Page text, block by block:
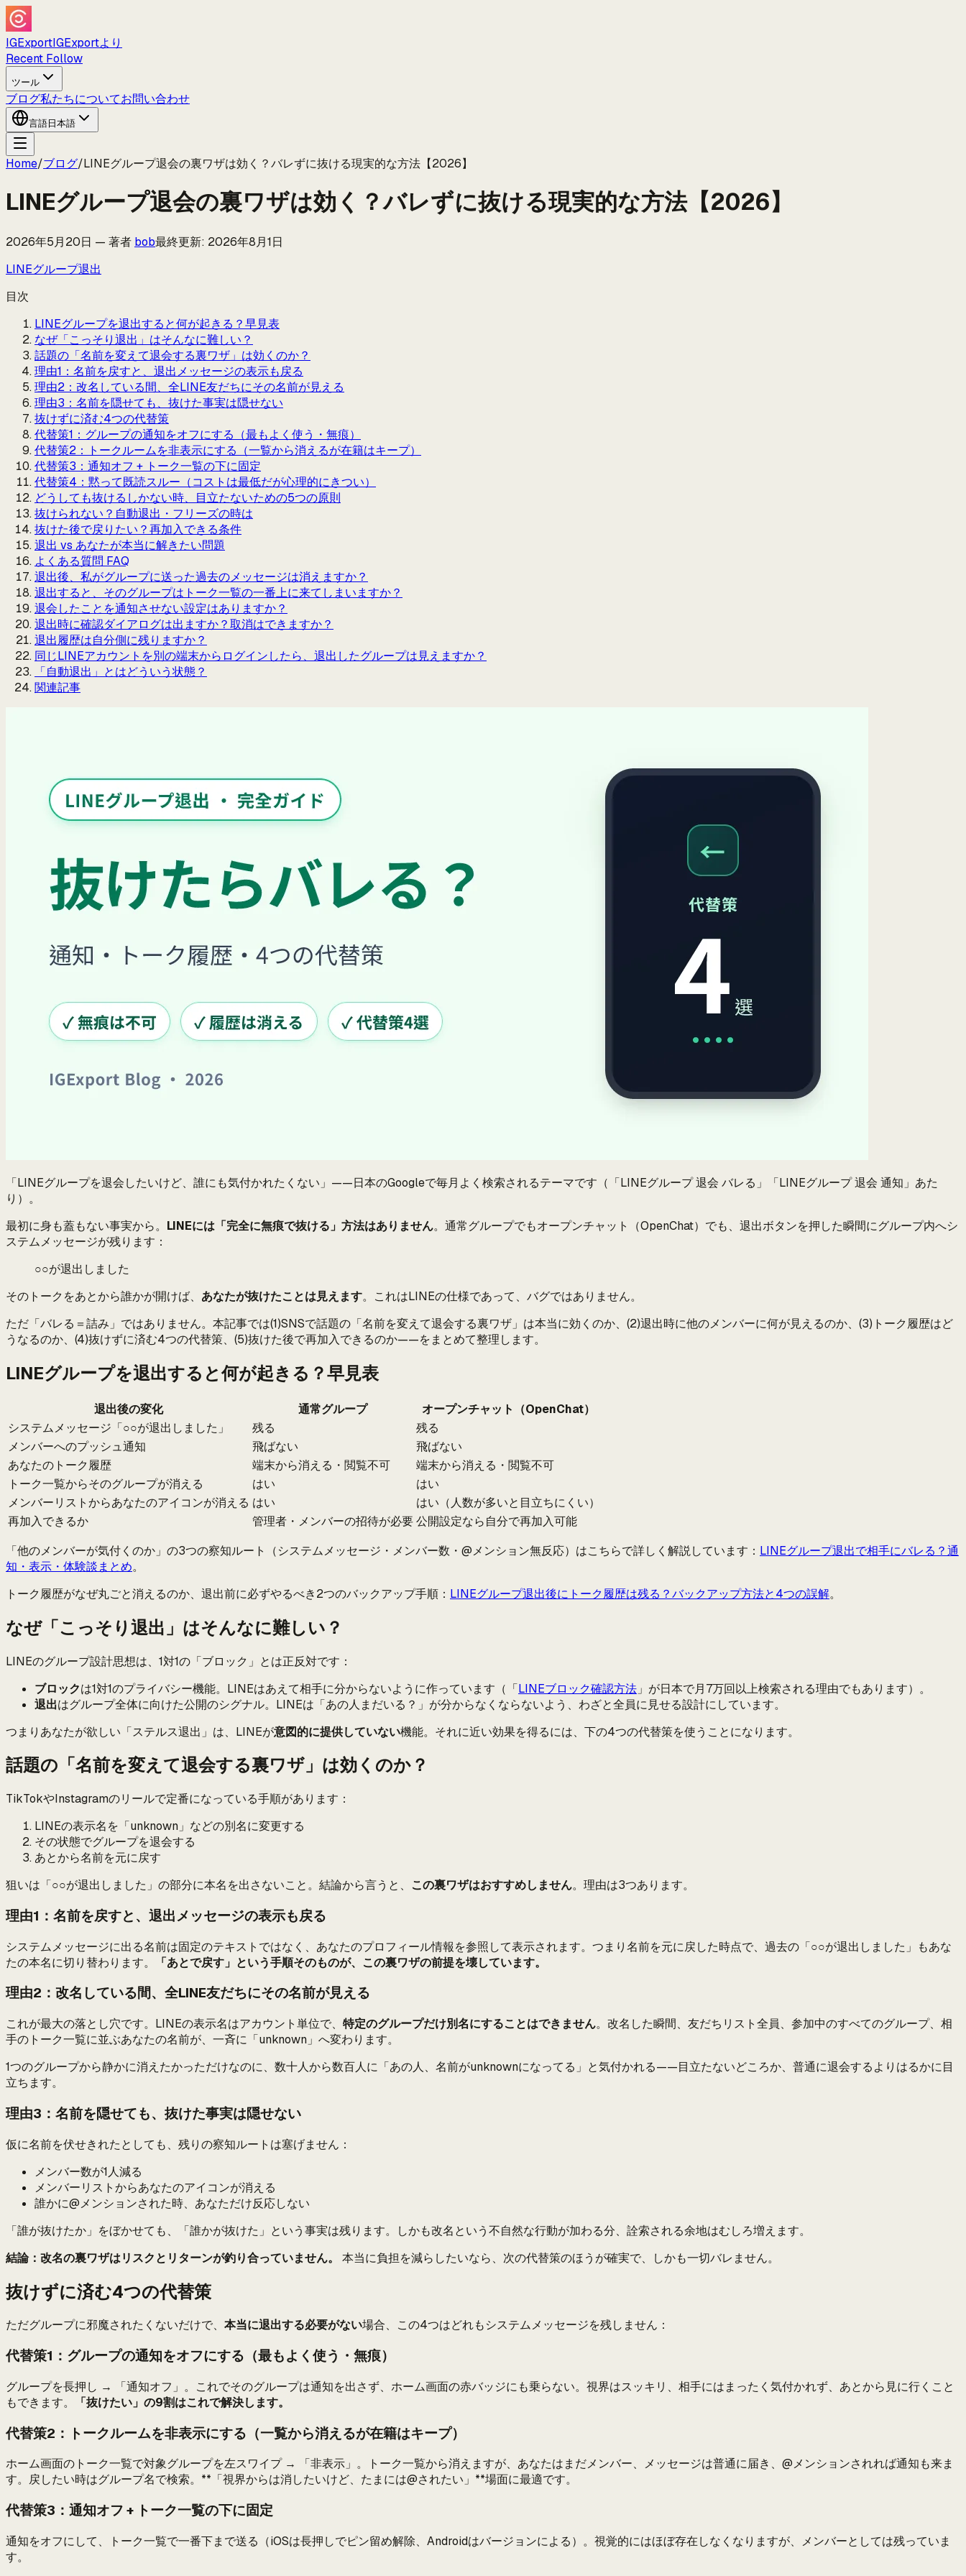
IGExportIGExportより
Recent Follow
ツール
ブログ私たちについてお問い合わせ
言語 日本語
Home/ブログ/LINEグループ退会の裏ワザは効く？バレずに抜ける現実的な方法【2026】
LINEグループ退会の裏ワザは効く？バレずに抜ける現実的な方法【2026】
2026年5月20日 — 著者 bob最終更新: 2026年8月1日
LINEグループ退出
目次
LINEグループを退出すると何が起きる？早見表
なぜ「こっそり退出」はそんなに難しい？
話題の「名前を変えて退会する裏ワザ」は効くのか？
理由1：名前を戻すと、退出メッセージの表示も戻る
理由2：改名している間、全LINE友だちにその名前が見える
理由3：名前を隠せても、抜けた事実は隠せない
抜けずに済む4つの代替策
代替策1：グループの通知をオフにする（最もよく使う・無痕）
代替策2：トークルームを非表示にする（一覧から消えるが在籍はキープ）
代替策3：通知オフ + トーク一覧の下に固定
代替策4：黙って既読スルー（コストは最低だが心理的にきつい）
どうしても抜けるしかない時、目立たないための5つの原則
抜けられない？自動退出・フリーズの時は
抜けた後で戻りたい？再加入できる条件
退出 vs あなたが本当に解きたい問題
よくある質問 FAQ
退出後、私がグループに送った過去のメッセージは消えますか？
退出すると、そのグループはトーク一覧の一番上に来てしまいますか？
退会したことを通知させない設定はありますか？
退出時に確認ダイアログは出ますか？取消はできますか？
退出履歴は自分側に残りますか？
同じLINEアカウントを別の端末からログインしたら、退出したグループは見えますか？
「自動退出」とはどういう状態？
関連記事
「LINEグループを退会したいけど、誰にも気付かれたくない」——日本のGoogleで毎月よく検索されるテーマです（「LINEグループ 退会 バレる」「LINEグループ 退会 通知」あた
り）。
最初に身も蓋もない事実から。 LINEには「完全に無痕で抜ける」方法はありません。通常グループでもオープンチャット（OpenChat）でも、退出ボタンを押した瞬間にグループ内へシ
ステムメッセージが残ります：
○○が退出しました
そのトークをあとから誰かが開けば、 あなたが抜けたことは見えます。これはLINEの仕様であって、バグではありません。
ただ「バレる＝詰み」ではありません。本記事では(1)SNSで話題の「名前を変えて退会する裏ワザ」は本当に効くのか、(2)退出時に他のメンバーに何が見えるのか、(3)トーク履歴はど
うなるのか、(4)抜けずに済む4つの代替策、(5)抜けた後で再加入できるのか——をまとめて整理します。
LINEグループを退出すると何が起きる？早見表
退出後の変化 通常グループ
オープンチャット（OpenChat）
システムメッセージ「○○が退出しました」
残る
残る
メンバーへのプッシュ通知
飛ばない
飛ばない
あなたのトーク履歴
端末から消える・閲覧不可
端末から消える・閲覧不可
トーク一覧からそのグループが消える
はい
はい
メンバーリストからあなたのアイコンが消える はい
はい（人数が多いと目立ちにくい）
再加入できるか
管理者・メンバーの招待が必要公開設定なら自分で再加入可能
「他のメンバーが気付くのか」の3つの察知ルート（システムメッセージ・メンバー数・@メンション無反応）はこちらで詳しく解説しています： LINEグループ退出で相手にバレる？通
知・表示・体験談まとめ。
トーク履歴がなぜ丸ごと消えるのか、退出前に必ずやるべき2つのバックアップ手順： LINEグループ退出後にトーク履歴は残る？バックアップ方法と4つの誤解。
なぜ「こっそり退出」はそんなに難しい？
LINEのグループ設計思想は、1対1の「ブロック」とは正反対です：
ブロックは1対1のプライバシー機能。LINEはあえて相手に分からないように作っています（「LINEブロック確認方法 」が日本で月7万回以上検索される理由でもあります）。
退出はグループ全体に向けた公開のシグナル。LINEは「あの人まだいる？」が分からなくならないよう、わざと全員に見せる設計にしています。
つまりあなたが欲しい「ステルス退出」は、LINEが意図的に提供していない機能。それに近い効果を得るには、下の4つの代替策を使うことになります。
話題の「名前を変えて退会する裏ワザ」は効くのか？
TikTokやInstagramのリールで定番になっている手順があります：
LINEの表示名を「unknown」などの別名に変更する
その状態でグループを退会する
あとから名前を元に戻す
狙いは「○○が退出しました」の部分に本名を出さないこと。結論から言うと、 この裏ワザはおすすめしません。理由は3つあります。
理由1：名前を戻すと、退出メッセージの表示も戻る
システムメッセージに出る名前は固定のテキストではなく、あなたのプロフィール情報を参照して表示されます。つまり名前を元に戻した時点で、過去の「○○が退出しました」もあな
たの本名に切り替わります。
「あとで戻す」という手順そのものが、この裏ワザの前提を壊しています。
理由2：改名している間、全LINE友だちにその名前が見える
これが最大の落とし穴です。LINEの表示名はアカウント単位で、 特定のグループだけ別名にすることはできません。改名した瞬間、友だちリスト全員、参加中のすべてのグループ、相
手のトーク一覧に並ぶあなたの名前が、一斉に「unknown」へ変わります。
1つのグループから静かに消えたかっただけなのに、数十人から数百人に「あの人、名前がunknownになってる」と気付かれる——目立たないどころか、普通に退会するよりはるかに目
立ちます。
理由3：名前を隠せても、抜けた事実は隠せない
仮に名前を伏せきれたとしても、残りの察知ルートは塞げません：
メンバー数が1人減る
メンバーリストからあなたのアイコンが消える
誰かに@メンションされた時、あなただけ反応しない
「誰が抜けたか」をぼかせても、「誰かが抜けた」という事実は残ります。しかも改名という不自然な行動が加わる分、詮索される余地はむしろ増えます。
結論：改名の裏ワザはリスクとリターンが釣り合っていません。
本当に負担を減らしたいなら、次の代替策のほうが確実で、しかも一切バレません。
抜けずに済む4つの代替策
ただグループに邪魔されたくないだけで、 本当に退出する必要がない場合、この4つはどれもシステムメッセージを残しません：
代替策1：グループの通知をオフにする（最もよく使う・無痕）
グループを長押し → 「通知オフ」。これでそのグループは通知を出さず、ホーム画面の赤バッジにも乗らない。視界はスッキリ、相手にはまったく気付かれず、あとから見に行くこと
もできます。
「抜けたい」の9割はこれで解決します。
代替策2：トークルームを非表示にする（一覧から消えるが在籍はキープ）
ホーム画面のトーク一覧で対象グループを左スワイプ → 「非表示」。トーク一覧から消えますが、あなたはまだメンバー、メッセージは普通に届き、@メンションされれば通知も来ま
す。戻したい時はグループ名で検索。**「視界からは消したいけど、たまには@されたい」**場面に最適です。
代替策3：通知オフ + トーク一覧の下に固定
通知をオフにして、トーク一覧で一番下まで送る（iOSは長押しでピン留め解除、Androidはバージョンによる）。視覚的にはほぼ存在しなくなりますが、メンバーとしては残っていま
す。